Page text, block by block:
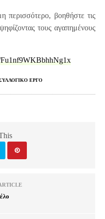
περισσότερο, βοηθήστε τις
τους αγαπημένους
Fu1nf9WKBbhhNg1x
ΕΡΓΟ